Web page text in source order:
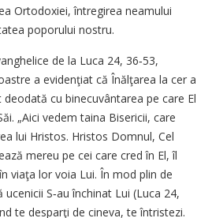
Ortodoxiei, întregirea neamului
poporului nostru.
de la Luca 24, 36‑53,
a evidenţiat că Înălţarea la cer a
cu binecuvântarea pe care El
„Aici vedem taina Bisericii, care
lui Hristos. Hristos Domnul, Cel
mereu pe cei care cred în El, îl
viaţa lor voia Lui. În mod plin de
S‑au închinat Lui (Luca 24,
te desparţi de cineva, te întristezi.